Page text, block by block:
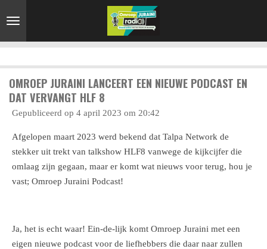
direct
naar
OMROEP JURAINI LANCEERT EEN NIEUWE PODCAST EN
DAT VERVANGT HLF 8
Gepubliceerd op 4 april 2023 om 20:42
Afgelopen maart 2023 werd bekend dat Talpa Network de
stekker uit trekt van talkshow HLF8 vanwege de kijkcijfer die
omlaag zijn gegaan, maar er komt wat nieuws voor terug, hou je
vast; Omroep Juraini Podcast!
Ja, het is echt waar! Ein-de-lijk komt Omroep Juraini met een
eigen nieuwe podcast voor de liefhebbers die daar naar zullen